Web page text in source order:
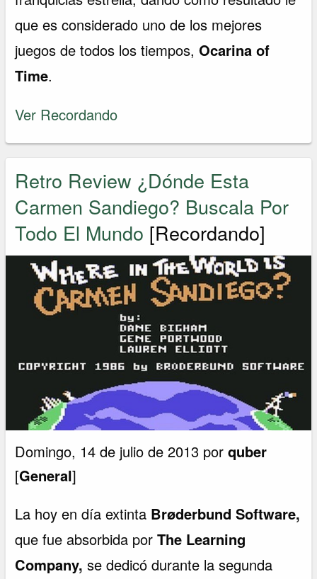
que es considerado uno de los mejores
juegos de todos los tiempos,Ocarina of
Time.
Ver Recordando
Retro Review ¿Dónde Esta
Carmen Sandiego? Buscala Por
Todo El Mundo [Recordando]
Domingo, 14 de julio de 2013 porquber
[General]
La hoy en día extinta Brøderbund Software,
que fue absorbida porThe Learning
Company, se dedicó durante la segunda